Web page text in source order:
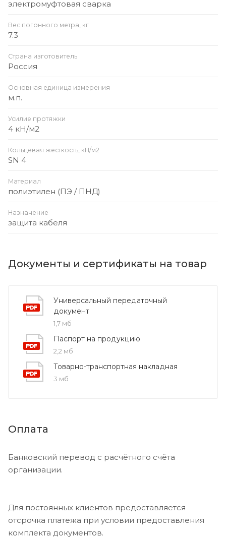
электромуфтовая сварка
Вес погонного метра, кг
7.3
Страна изготовитель
Россия
Основная единица измерения
м.п.
Усилие протяжки
4 кН/м2
Кольцевая жесткость, кН/м2
SN 4
Материал
полиэтилен (ПЭ / ПНД)
Назначение
защита кабеля
Документы и сертификаты на товар
Универсальный передаточный
документ
1,7 мб
Паспорт на продукцию
2,2 мб
Товарно-транспортная накладная
3 мб
Оплата
Банковский перевод с расчётного счёта
организации.
Для постоянных клиентов предоставляется
отсрочка платежа при условии предоставления
комплекта документов.